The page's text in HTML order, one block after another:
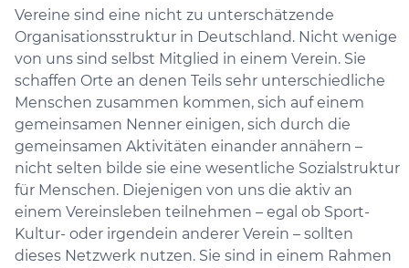
Vereine sind eine nicht zu unterschätzende
Organisationsstruktur in Deutschland. Nicht wenige
von uns sind selbst Mitglied in einem Verein. Sie
schaffen Orte an denen Teils sehr unterschiedliche
Menschen zusammen kommen, sich auf einem
gemeinsamen Nenner einigen, sich durch die
gemeinsamen Aktivitäten einander annähern –
nicht selten bilde sie eine wesentliche Sozialstruktur
für Menschen. Diejenigen von uns die aktiv an
einem Vereinsleben teilnehmen – egal ob Sport-
Kultur- oder irgendein anderer Verein – sollten
dieses Netzwerk nutzen. Sie sind in einem Rahmen